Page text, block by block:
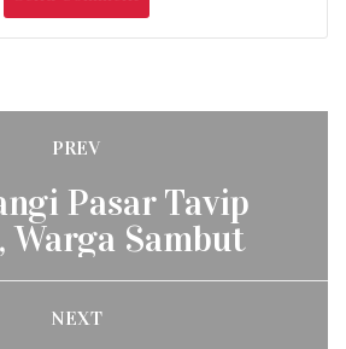
PREV
Pasar Tavip
Warga Sambut
Antusias
NEXT